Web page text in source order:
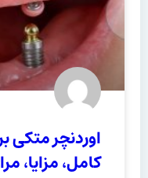
اوردنچر متکی
کامل، مزایا،